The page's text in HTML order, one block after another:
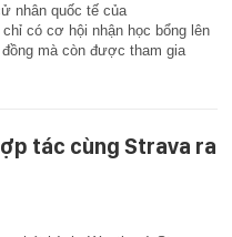
nhân quốc tế của
có cơ hội nhận học bổng lên
mà còn được tham gia
tác cùng Strava ra